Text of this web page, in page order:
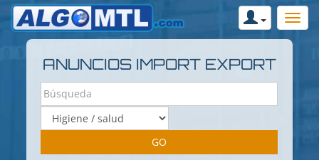
ANUNCIOS IMPORT EXPORT